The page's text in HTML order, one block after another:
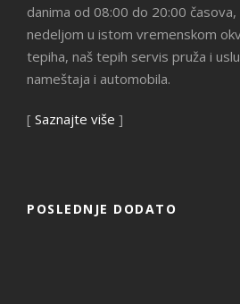
danima od 08:00 do 20:00
nedeljom u istom vremenskom
tepiha, naš tepih servis pruža i
nameštaja i automobila.
[ Saznajte više ]
POSLEDNJE DODATO